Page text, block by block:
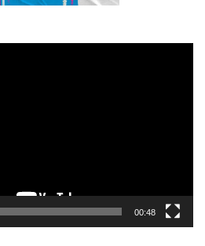
00:48